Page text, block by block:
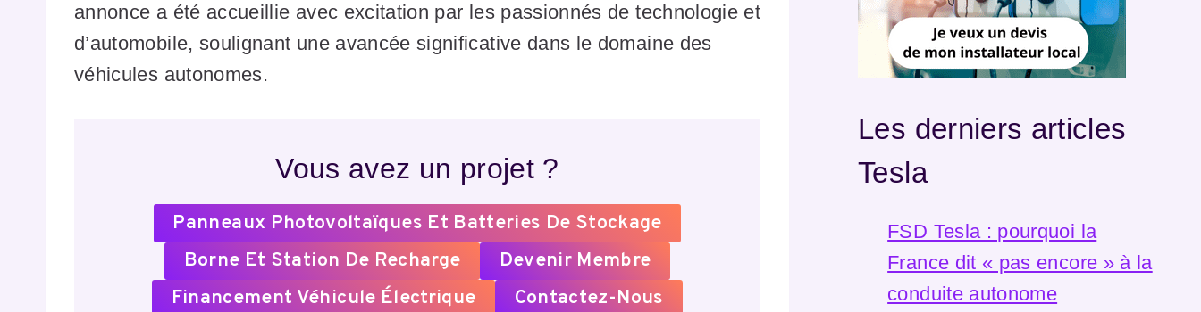
annonce a été accueillie avec excitation par les passionnés de technologie et
d’automobile, soulignant une avancée significative dans le domaine des
véhicules autonomes.
Vous avez un projet ?
Panneaux Photovoltaïques Et Batteries De Stockage
Borne Et Station De Recharge
Devenir Membre
Financement Véhicule Électrique
Contactez-Nous
Les derniers articles
Tesla
FSD Tesla : pourquoi la
France dit « pas encore » à la
conduite autonome